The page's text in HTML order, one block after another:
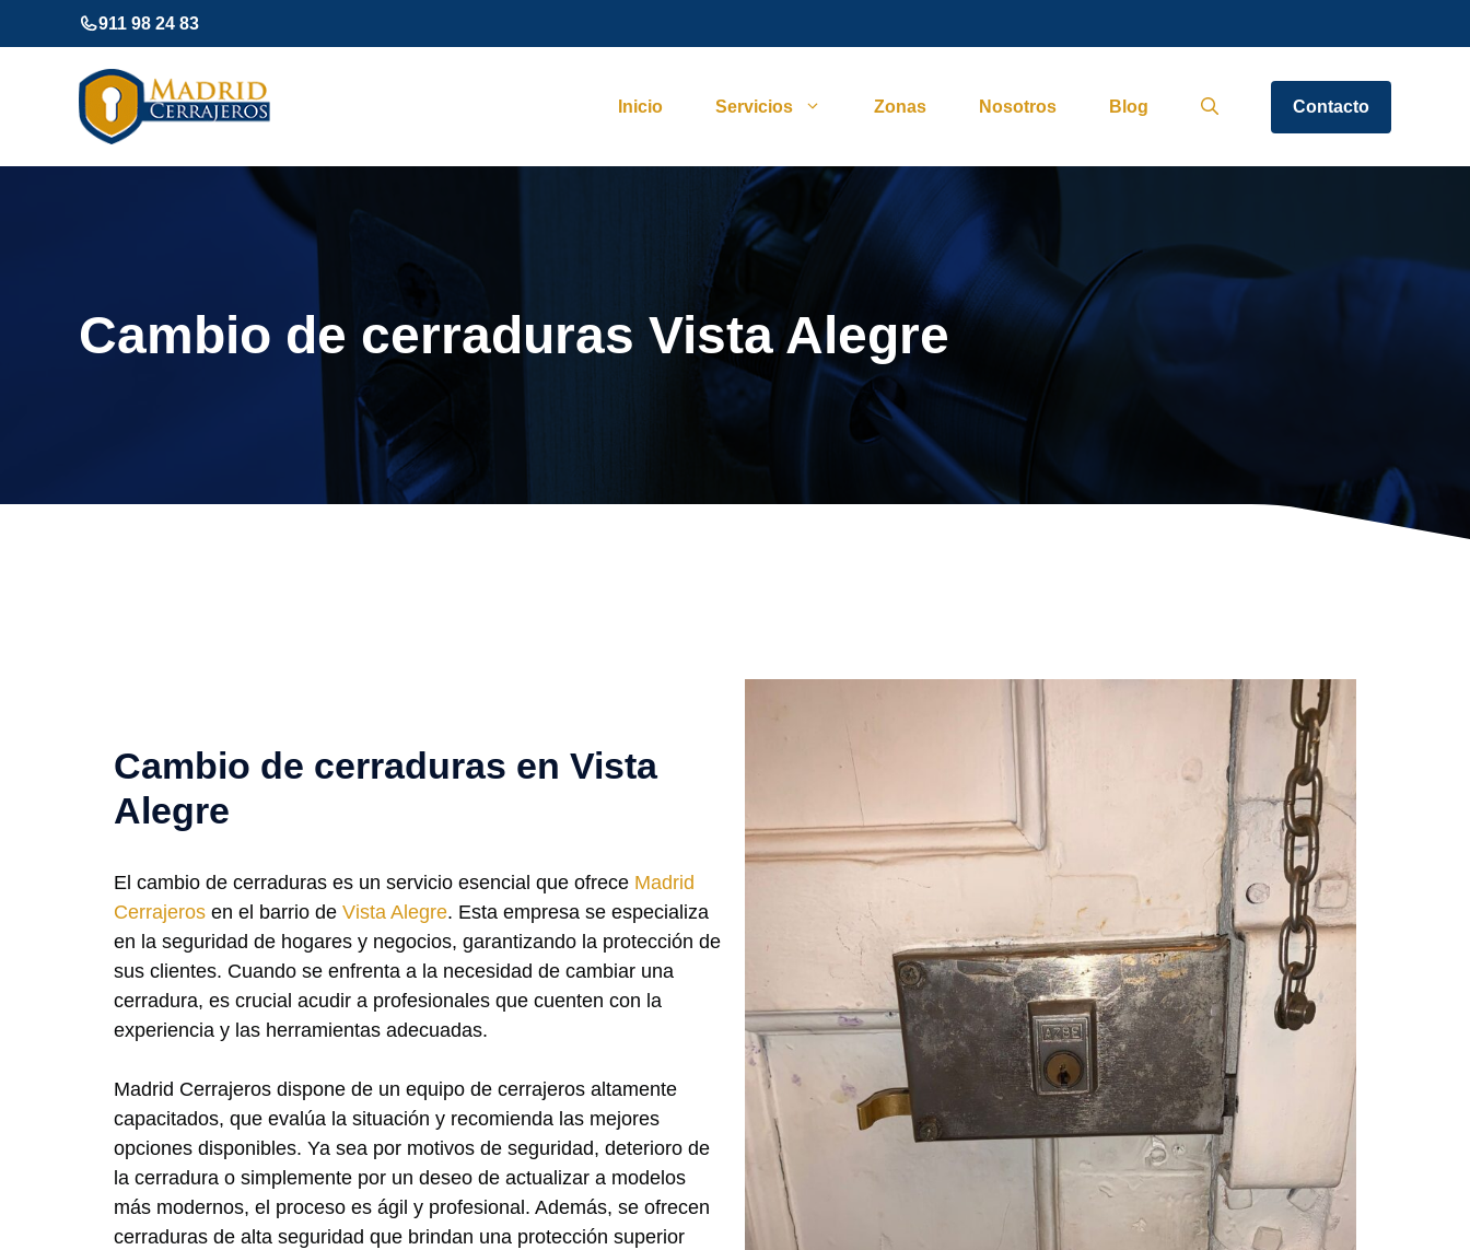
al
911 98 24 83
Inicio Servicios Zonas Nosotros Blog Contacto
Cambio de cerraduras Vista Alegre
Cambio de cerraduras en Vista
Alegre
El cambio de cerraduras es un servicio esencial que ofrece Madrid
Cerrajeros en el barrio de Vista Alegre. Esta empresa se especializa
en la seguridad de hogares y negocios, garantizando la protección de
sus clientes. Cuando se enfrenta a la necesidad de cambiar una
cerradura, es crucial acudir a profesionales que cuenten con la
experiencia y las herramientas adecuadas.
Madrid Cerrajeros dispone de un equipo de cerrajeros altamente
capacitados, que evalúa la situación y recomienda las mejores
opciones disponibles. Ya sea por motivos de seguridad, deterioro de
la cerradura o simplemente por un deseo de actualizar a modelos
más modernos, el proceso es ágil y profesional. Además, se ofrecen
cerraduras de alta seguridad que brindan una protección superior